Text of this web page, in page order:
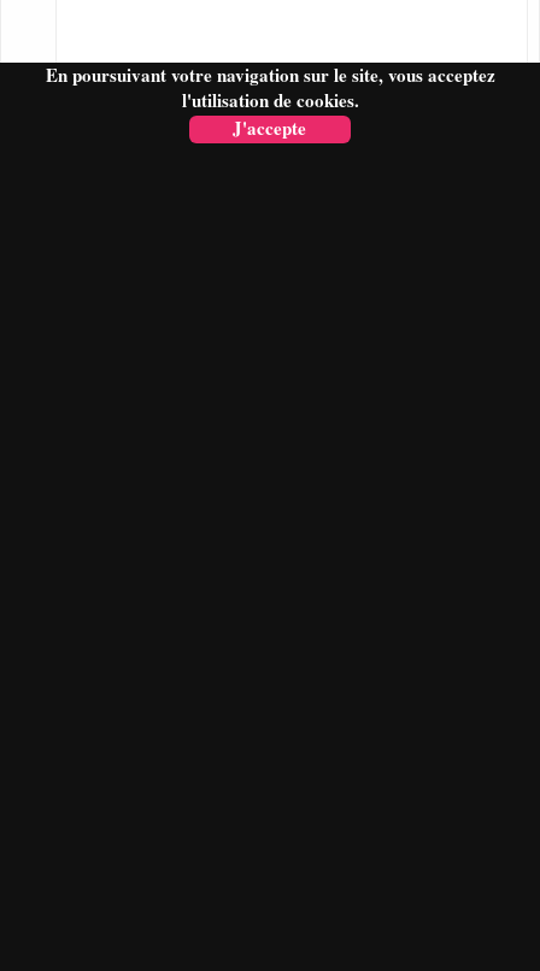
En poursuivant votre navigation sur le site, vous acceptez
l'utilisation de cookies.
J'accepte